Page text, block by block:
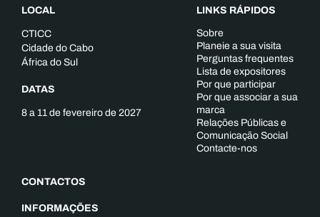
LOCAL
CTICC
Cidade do Cabo
África do Sul
DATAS
8 a 11 de fevereiro de 2027
CONTACTOS
INFORMAÇÕES
LINKS RÁPIDOS
Sobre
Planeie a sua visita
Perguntas frequentes
Lista de expositores
Por que participar
Por que associar a sua
marca
Relações Públicas e
Comunicação Social
Contacte-nos